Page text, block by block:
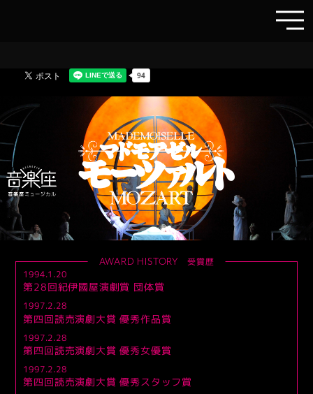
AWARD HISTORY
受賞歴
1994.1.20
第28回紀伊國屋演劇賞 団体賞
1997.2.28
第四回読売演劇大賞 優秀作品賞
1997.2.28
第四回読売演劇大賞 優秀女優賞
1997.2.28
第四回読売演劇大賞 優秀スタッフ賞